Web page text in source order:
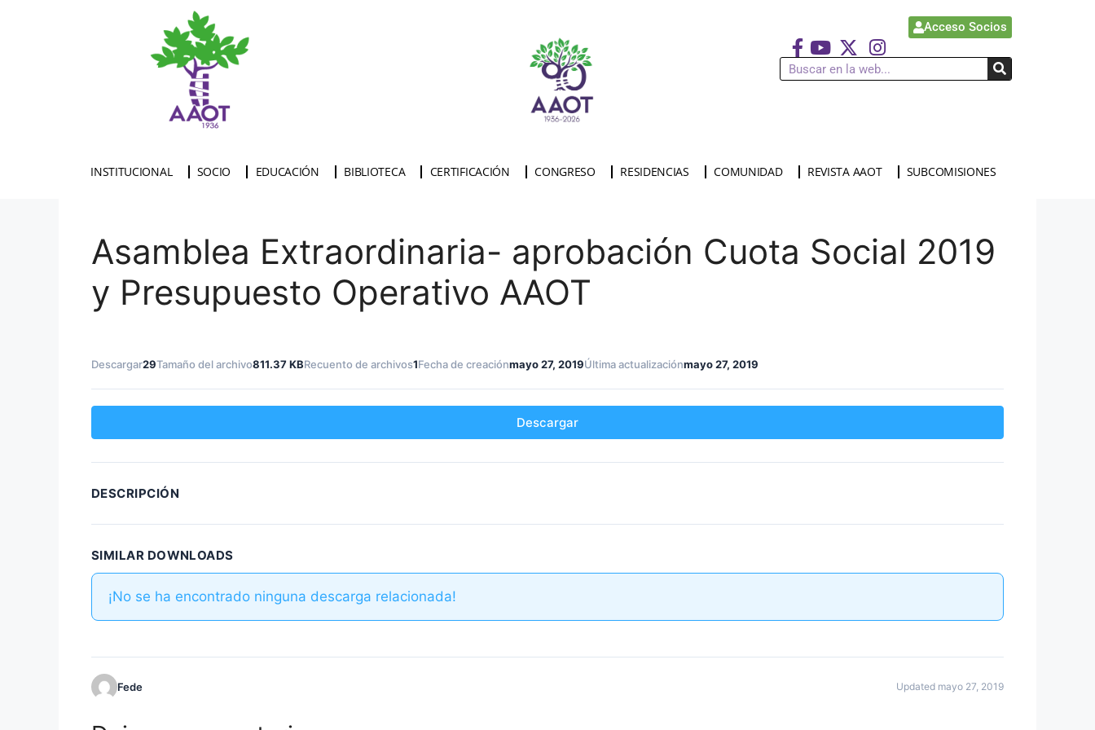
Acceso Socios
INSTITUCIONAL SOCIO EDUCACIÓN BIBLIOTECA CERTIFICACIÓN CONGRESO RESIDENCIAS COMUNIDAD REVISTA AAOT SUBCOMISIONES
Asamblea Extraordinaria- aprobación Cuota Social 2019
y Presupuesto Operativo AAOT
Descargar29Tamaño del archivo811.37 KBRecuento de archivos1Fecha de creaciónmayo 27, 2019Última actualizaciónmayo 27, 2019
Descargar
DESCRIPCIÓN
SIMILAR DOWNLOADS
¡No se ha encontrado ninguna descarga relacionada!
Fede Updated mayo 27, 2019